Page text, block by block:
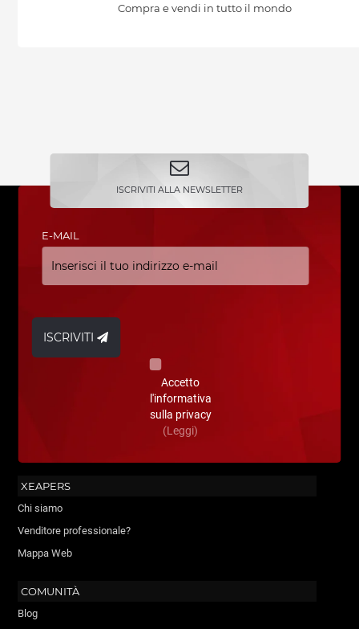
Compra e vendi in tutto il mondo
ISCRIVITI ALLA NEWSLETTER
E-MAIL
ISCRIVITI
Accetto
l'informativa
sulla privacy
(Leggi)
XEAPERS
Chi siamo
Venditore professionale?
Mappa Web
COMUNITÀ
Blog